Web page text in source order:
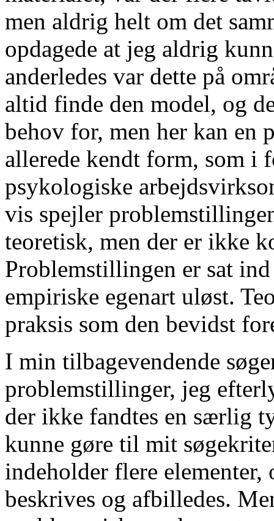
men aldrig helt om det
opdagede at jeg aldrig
anderledes var dette på
altid finde den model, og
behov for, men her kan en
allerede kendt form, som i
psykologiske
vis spejler
teoretisk, men der er ikke
Problemstillingen er sat
empiriske egenart uløst.
praksis som den bevidst
I min tilbagevendende
problemstillinger, jeg
der ikke fandtes en særlig
kunne gøre til mit
indeholder flere
beskrives og afbilledes.